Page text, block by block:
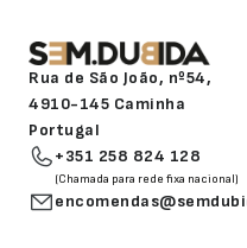
Rua de São João, nº54,
4910-145 Caminha
Portugal
+351 258 824 128
(Chamada para rede fixa nacional)